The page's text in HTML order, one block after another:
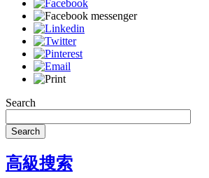
Search
Search
高級搜索